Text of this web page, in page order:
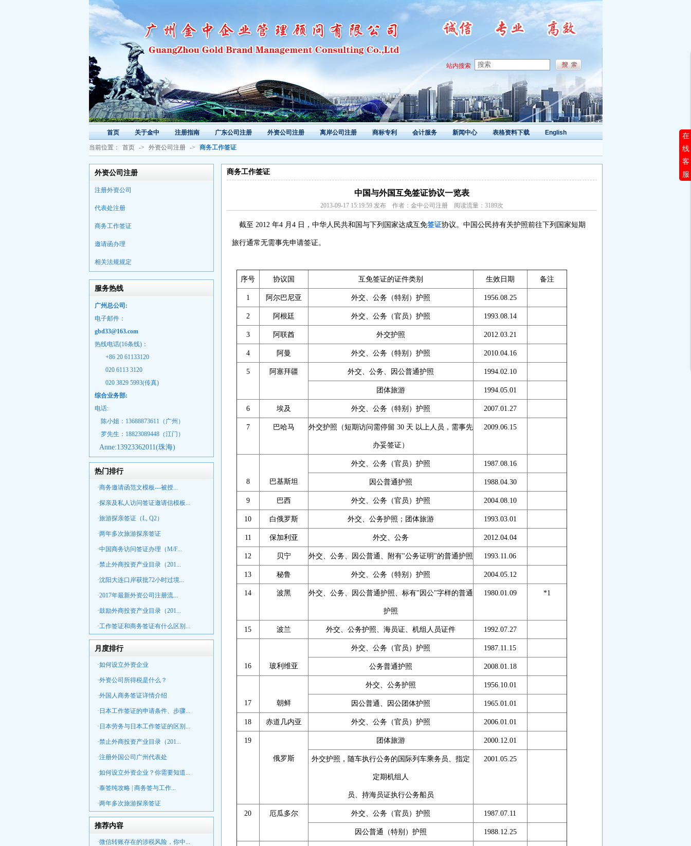
在
线
客
服
站内搜索
首页 关于金中 注册指南 广东公司注册 外资公司注册 离岸公司注册 商标专利 会计服务 新闻中心 表格资料下载 English
当前位置： 首页 -> 外资公司注册 -> 商务工作签证
外资公司注册
注册外资公司
代表处注册
商务工作签证
邀请函办理
相关法规规定
服务热线
广州总公司:
电子邮件：
gbd33@163.com
热线电话(16条线)：
+86 20 61133120
020 6113 3120
020 3829 5993(传真)
综合业务部:
电话:
陈小姐：13688873611（广州）
罗先生：18823089448（江门）
Anne:13923362011(珠海)
热门排行
·商务邀请函范文模板---被授...
·探亲及私人访问签证邀请信模板...
·旅游探亲签证（L, Q2）
·两年多次旅游探亲签证
·中国商务访问签证办理（M/F...
·禁止外商投资产业目录（201...
·沈阳大连口岸获批72小时过境...
·2017年最新外资公司注册流...
·鼓励外商投资产业目录（201...
·工作签证和商务签证有什么区别...
月度排行
·如何设立外资企业
·外资公司所得税是什么？
·外国人商务签证详情介绍
·日本工作签证的申请条件、步骤...
·日本劳务与日本工作签证的区别...
·禁止外商投资产业目录（201...
·注册外国公司广州代表处
·如何设立外资企业？你需要知道...
·泰签纯攻略 | 商务签与工作...
·两年多次旅游探亲签证
推荐内容
·微信转账存在的涉税风险，你中...
商务工作签证
中国与外国互免签证协议一览表
2013-09-17 15:19:59 发布 作者：金中公司注册 阅读流量：3189次
截至 2012 年4 月4 日，中华人民共和国与下列国家达成互免签证协议。中国公民持有关护照前往下列国家短期
旅行通常无需事先申请签证。
序号 协议国 互免签证的证件类别 生效日期 备注
1 阿尔巴尼亚 外交、公务（特别）护照 1956.08.25
2 阿根廷 外交、公务（官员）护照 1993.08.14
3 阿联酋 外交护照 2012.03.21
4 阿曼 外交、公务（特别）护照 2010.04.16
5 阿塞拜疆 外交、公务、因公普通护照 1994.02.10
团体旅游 1994.05.01
6 埃及 外交、公务（特别）护照 2007.01.27
7 巴哈马 外交护照（短期访问需停留 30 天 以上人员，需事先
办妥签证）
2009.06.15
8 巴基斯坦
外交、公务（官员）护照 1987.08.16
因公普通护照 1988.04.30
9 巴西 外交、公务（官员）护照 2004.08.10
10 白俄罗斯 外交、公务护照；团体旅游 1993.03.01
11 保加利亚 外交、公务 2012.04.04
12 贝宁 外交、公务、因公普通、附有"公务证明"的普通护照 1993.11.06
13 秘鲁 外交、公务（特别）护照 2004.05.12
14 波黑 外交、公务、因公普通护照、标有"因公"字样的普通
护照
1980.01.09 *1
15 波兰 外交、公务护照、海员证、机组人员证件 1992.07.27
16 玻利维亚
外交、公务（官员）护照 1987.11.15
公务普通护照 2008.01.18
17 朝鲜
外交、公务护照 1956.10.01
因公普通、因公团体护照 1965.01.01
18 赤道几内亚 外交、公务（官员）护照 2006.01.01
19
俄罗斯
团体旅游 2000.12.01
外交护照，随车执行公务的国际列车乘务员、指定
定期机组人
员、持海员证执行公务船员
2001.05.25
20 厄瓜多尔 外交、公务（官员）护照 1987.07.11
因公普通（特别）护照 1988.12.25